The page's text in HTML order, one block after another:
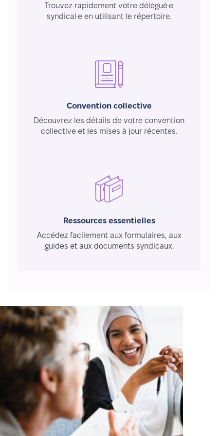
Trouvez rapidement votre délégué·e
syndical·e en utilisant le répertoire.
Convention collective
Découvrez les détails de votre convention
collective et les mises à jour récentes.
Ressources essentielles
Accédez facilement aux formulaires, aux
guides et aux documents syndicaux.